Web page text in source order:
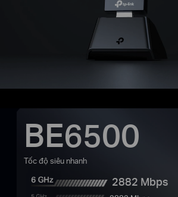
BE6500
Tốc độ siêu nhanh
2882 Mbps